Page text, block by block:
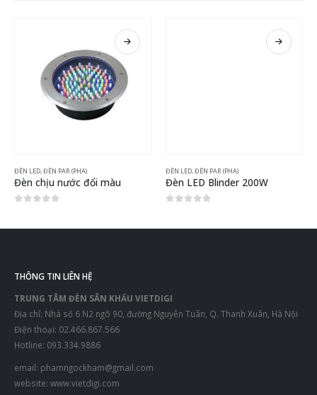
ĐÈN LED,ĐÈN PAR (PHA)
Đèn chịu nước đổi màu
ĐÈN LED,ĐÈN PAR (PHA)
Đèn LED Blinder 200W
THÔNG TIN LIÊN HỆ
TRUNG TÂM ĐÈN SÂN KHẤU VIETDIGI
Địa chỉ: Nhà số 6 N2 ngõ 90, đường Nguyễn Tuân, Q. Thanh Xuân, Hà Nội
Điện thoại: 02.466.867.566
Hotline: 093.334.9886
email: phamngockham@gmail.com
website: www.vietdigi.com